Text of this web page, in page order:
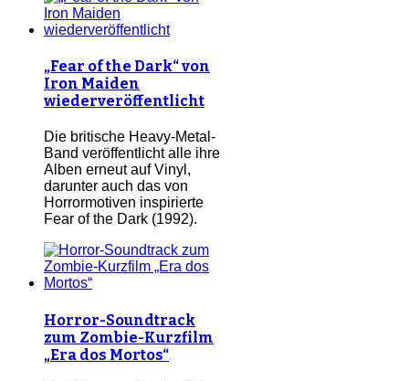
„Fear of the Dark“ von
Iron Maiden
wiederveröffentlicht
Die britische Heavy-Metal-
Band veröffentlicht alle ihre
Alben erneut auf Vinyl,
darunter auch das von
Horrormotiven inspirierte
Fear of the Dark (1992).
Horror-Soundtrack
zum Zombie-Kurzfilm
„Era dos Mortos“